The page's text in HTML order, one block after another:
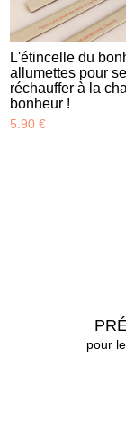
L'étincelle du
allumettes pour se
réchauffer à la
bonheur !
5.90 €
pour